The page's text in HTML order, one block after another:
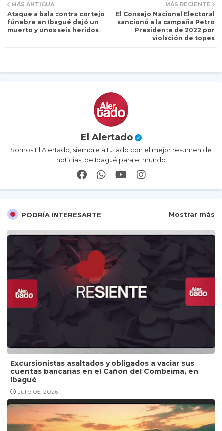
ats
MÁS RECIENTE
El Consejo Nacional Electoral
sancionó a la campaña Petro
Presidente de 2022 por
violación de topes
MÁS ANTIGUA
Ataque a bala contra cortejo
fúnebre en Ibagué dejó un
muerto y unos seis heridos
El Alertado
Somos El Alertado, siempre a tu lado con el mejor resumen de
noticias, de Ibagué para el mundo
PODRÍA INTERESARTE Mostrar más
Excursionistas asaltados y obligados a vaciar sus
cuentas bancarias en el Cañón del Combeima, en
Ibagué
Julio 05, 2026